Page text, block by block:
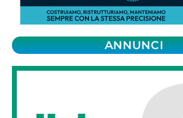
ANNUNCI